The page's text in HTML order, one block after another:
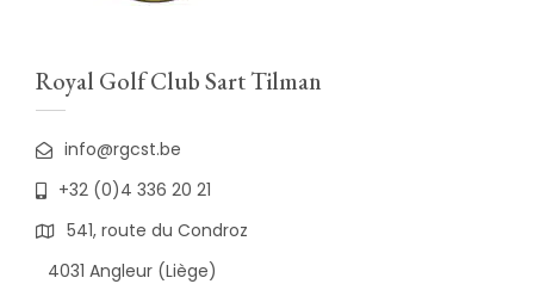
Royal Golf Club Sart Tilman
info@rgcst.be
+32 (0)4 336 20 21
541, route du Condroz
4031 Angleur (Liège)